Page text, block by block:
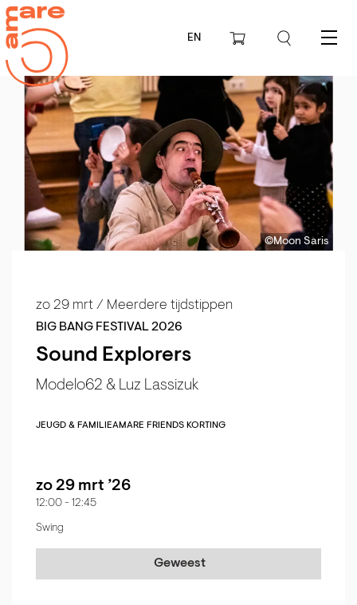
EN Menu
©Moon Saris
Sound Explorers
Modelo62 & Luz Lassizuk
BIG BANG FESTIVAL 2026
zo 29 mrt / Meerdere tijdstippen
JEUGD & FAMILIEAMARE FRIENDS KORTING
zo 29 mrt ’26
12:00 - 12:45
Swing
Geweest